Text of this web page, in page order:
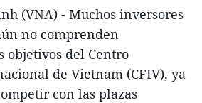
(VNA) - Muchos inversores
no comprenden
objetivos del Centro
de Vietnam (CFIV), ya
con las plazas